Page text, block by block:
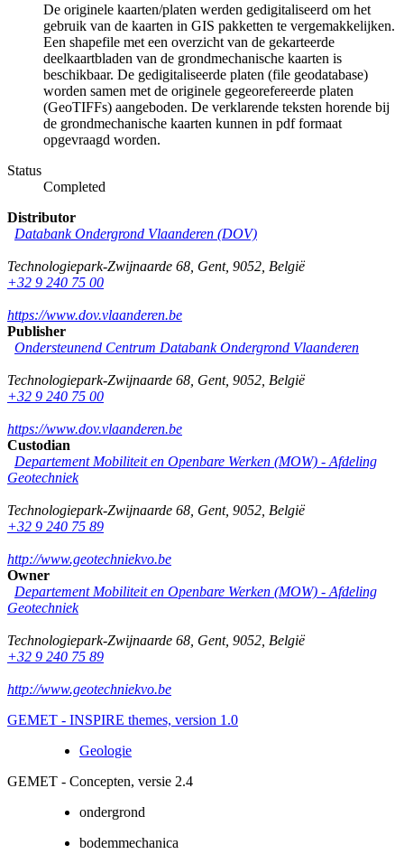
De originele kaarten/platen werden gedigitaliseerd om het
gebruik van de kaarten in GIS pakketten te vergemakkelijken.
Een shapefile met een overzicht van de gekarteerde
deelkaartbladen van de grondmechanische kaarten is
beschikbaar. De gedigitaliseerde platen (file geodatabase)
worden samen met de originele gegeorefereerde platen
(GeoTIFFs) aangeboden. De verklarende teksten horende bij
de grondmechanische kaarten kunnen in pdf formaat
opgevraagd worden.
Status
Completed
Distributor
Databank Ondergrond Vlaanderen (DOV)
Technologiepark-Zwijnaarde 68 Gent, 9052 België
+32 9 240 75 00
https://www.dov.vlaanderen.be
Publisher
Ondersteunend Centrum Databank Ondergrond Vlaanderen
Technologiepark-Zwijnaarde 68 Gent, 9052 België
+32 9 240 75 00
https://www.dov.vlaanderen.be
Custodian
Departement Mobiliteit en Openbare Werken (MOW) - Afdeling
Geotechniek
Technologiepark-Zwijnaarde 68 Gent, 9052 België
+32 9 240 75 89
http://www.geotechniekvo.be
Owner
Departement Mobiliteit en Openbare Werken (MOW) - Afdeling
Geotechniek
Technologiepark-Zwijnaarde 68 Gent, 9052 België
+32 9 240 75 89
http://www.geotechniekvo.be
GEMET - INSPIRE themes, version 1.0
Geologie
GEMET - Concepten, versie 2.4
ondergrond
bodemmechanica